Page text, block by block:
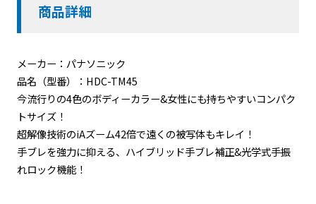
商品詳細
メーカー：パナソニック
品名（型番）：HDC-TM45
今流行りの4色のボディーカラー&女性にも持ちやすいコンパク
トサイズ！
超解像技術のiAズーム42倍で遠くの被写体もキレイ！
手ブレを強力に抑える、ハイブリッド手ブレ補正&光学式手振
れロック機能！